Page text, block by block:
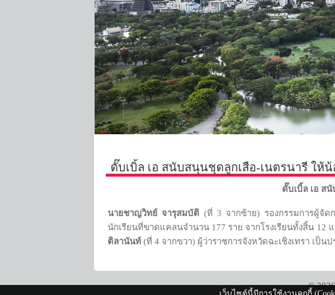
ดั๊บเบิ้ล เอ สนับสนุนชุดลูกเสือ-เนตรนารี ให้
ดั๊บเบิ้ล เอ ส
นายชาญวิทย์ จารุสมบัติ (ที่ 3 จากซ้าย) รองกรรมการผู้จั
นักเรียนที่ขาดแคลนจำนวน 177 ราย จากโรงเรียนทั้งสิ้น 12
ติลานันท์ (ที่ 4 จากขวา) ผู้ว่าราชการจังหวัดฉะเชิงเทรา เป็
©